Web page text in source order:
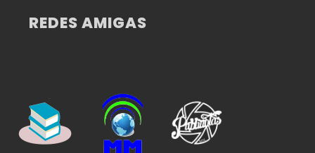
REDES AMIGAS